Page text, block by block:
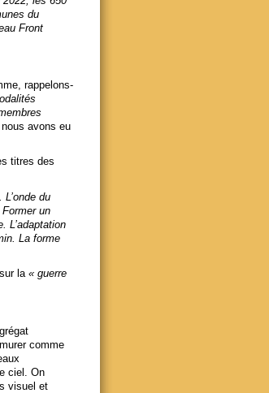
du
Front
rappelons-
avons eu
titres des
du
un
L’adaptation
La forme
la« guerre
comme
ciel. On
visuel et